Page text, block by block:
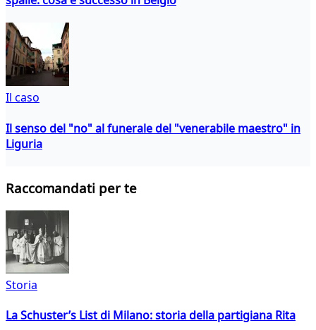
Il caso
Il senso del "no" al funerale del "venerabile maestro" in
Liguria
Raccomandati per te
Storia
La Schuster’s List di Milano: storia della partigiana Rita